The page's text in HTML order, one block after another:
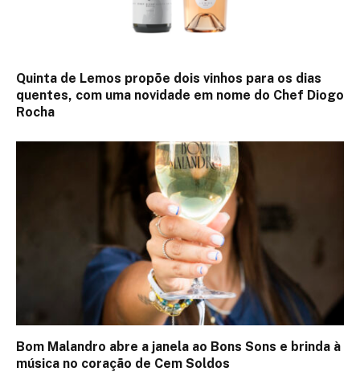
Quinta de Lemos propõe dois vinhos para os dias
quentes, com uma novidade em nome do Chef Diogo
Rocha
Bom Malandro abre a janela ao Bons Sons e brinda à
música no coração de Cem Soldos